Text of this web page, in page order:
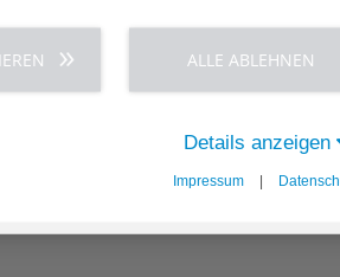
Krankenhaus Bergedorf zählt erneut zu
ALLE ABLEHNEN
Details anzeigen
Impressum |